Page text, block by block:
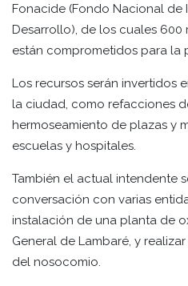
Fonacide (Fondo Nacional de
Desarrollo), de los cuales 600
están comprometidos para la
Los recursos serán invertidos
la ciudad, como refacciones
hermoseamiento de plazas y
escuelas y hospitales.
También el actual intendente
conversación con varias
instalación de una planta de
General de Lambaré, y
del nosocomio.